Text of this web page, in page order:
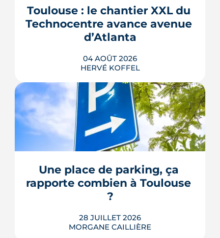
Toulouse : le chantier XXL du
Technocentre avance avenue
d’Atlanta
04 AOÛT 2026
HERVÉ KOFFEL
Avenue d'Atlanta, à la Roseraie, un
chantier de six hectares réorganise les
coulisses techniques de Toulouse
Métropole. Derrière les buttes de terre
déménagement de services, plusieurs
chiffrages officiels et un bras de fer
environnemental.
LIRE L'ARTICLE
Une place de parking, ça
rapporte combien à Toulouse
?
28 JUILLET 2026
MORGANE CAILLIÈRE